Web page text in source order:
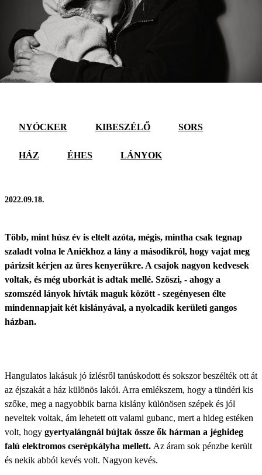
NYÓCKER KIBESZÉLŐ SORS
HÁZ ÉHES LÁNYOK
2022.09.18.
Több, mint húsz év is eltelt azóta, mégis, mintha csak tegnap
szaladt volna le Aniékhoz a lány a másodikról, hogy vajat meg
párizsit kérjen az üres kenyerükre. A csajok nagyon kedvesek
voltak, és még uborkát is adtak mellé. Szöszi, - ahogy a
szomszéd lányok hívták maguk között - szegényesen élte
mindennapjait két kislányával, a nyolcadik kerületi gangos
házban.
Hangulatos lakásuk jó ízlésről tanúskodott és sokszor beszélték ott át
az éjszakát a ház különös lakói. Arra emlékszem, hogy a tündéri kis
szőke, meg a nagyobbik barna kislány különösen szépek és jól
neveltek voltak, ám lehetett ott valami gubanc, mert a hideg estéken
volt, hogy gyertyalángnál bújtak össze ők hárman a jéghideg
falú elektromos cserépkályha mellett. Az áram sok pénzbe került
és nekik abból kevés volt. Nagyon kevés.